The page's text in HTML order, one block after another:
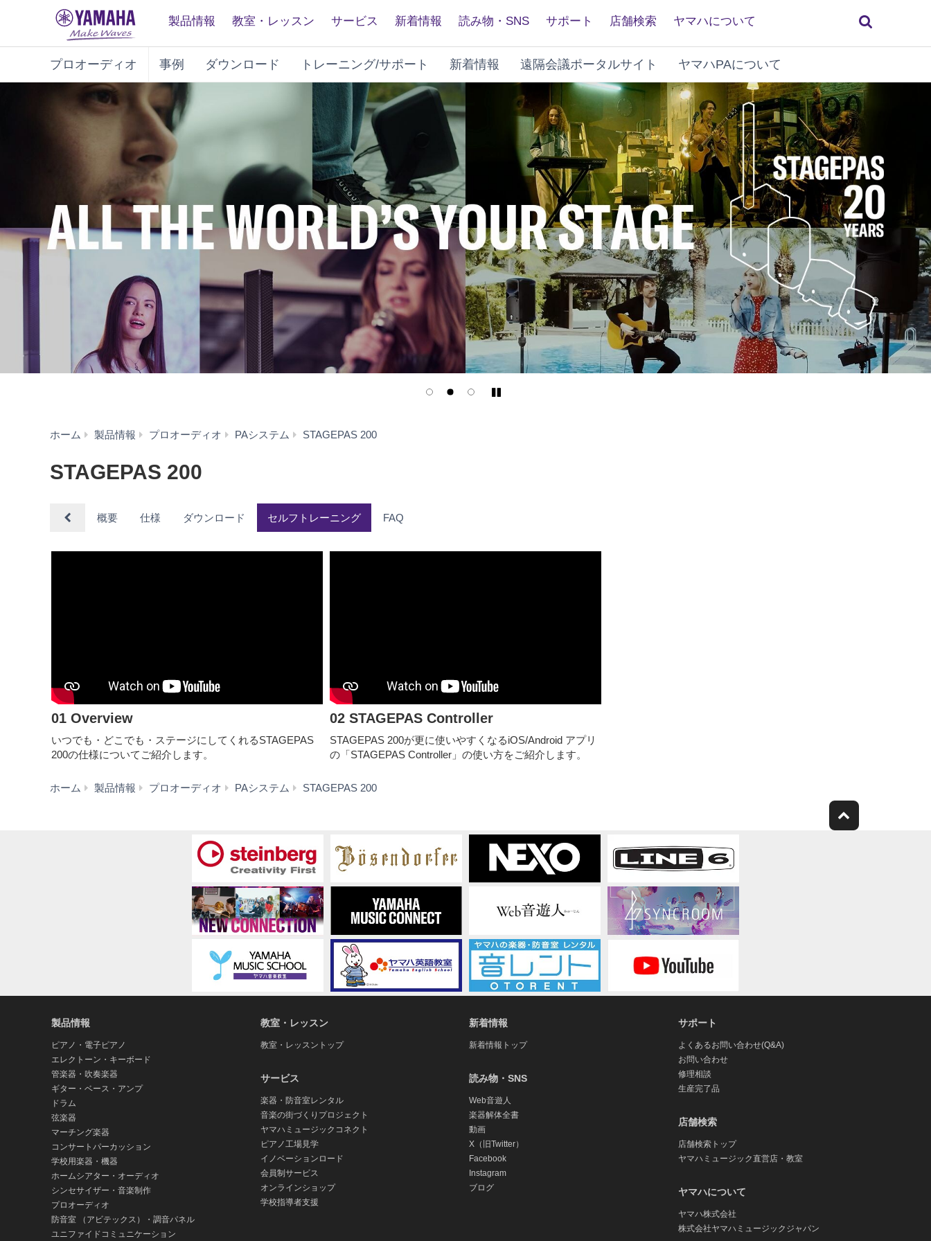
製品情報 教室・レッスン サービス 新着情報 読み物・SNS サポート 店舗検索 ヤマハについて
プロオーディオ 事例 ダウンロード トレーニング/サポート 新着情報 遠隔会議ポータルサイト ヤマハPAについて
Play/Pause
ホーム 製品情報 プロオーディオ PAシステム STAGEPAS 200
ニ
グ
STAGEPAS 200
概要 仕様 ダウンロード セルフトレーニング FAQ
01 Overview
いつでも・どこでも・ステージにしてくれるSTAGEPAS
200の仕様についてご紹介します。
02 STAGEPAS Controller
STAGEPAS 200が更に使いやすくなるiOS/Android アプリ
の「STAGEPAS Controller」の使い方をご紹介します。
ホーム 製品情報 プロオーディオ PAシステム STAGEPAS 200
ー
ン
グ
製品情報
ピアノ・電子ピアノ
エレクトーン・キーボード
管楽器・吹奏楽器
ギター・ベース・アンプ
ドラム
弦楽器
マーチング楽器
コンサートパーカッション
学校用楽器・機器
ホームシアター・オーディオ
シンセサイザー・音楽制作
プロオーディオ
防音室 （アビテックス）・調音パネル
ユニファイドコミュニケーション
教室・レッスン
教室・レッスントップ
サービス
楽器・防音室レンタル
音楽の街づくりプロジェクト
ヤマハミュージックコネクト
ピアノ工場見学
イノベーションロード
会員制サービス
オンラインショップ
学校指導者支援
新着情報
新着情報トップ
読み物・SNS
Web音遊人
楽器解体全書
動画
X（旧Twitter）
Facebook
Instagram
ブログ
サポート
よくあるお問い合わせ(Q&A)
お問い合わせ
修理相談
生産完了品
店舗検索
店舗検索トップ
ヤマハミュージック直営店・教室
ヤマハについて
ヤマハ株式会社
株式会社ヤマハミュージックジャパン